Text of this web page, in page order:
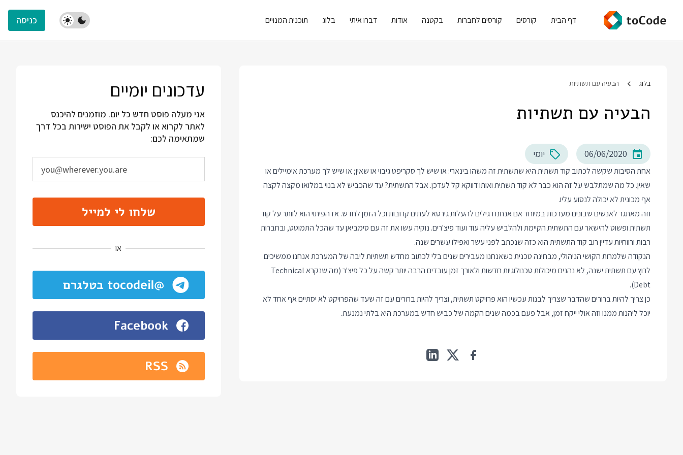
דף הבית קורסים קורסים לחברות בקטנה אודות דברו איתי בלוג תוכנית המנויים כניסה
בלוג הבעיה עם תשתיות
הבעיה עם תשתיות
06/06/2020 יומי
אחת הסיבות שקשה לכתוב קוד תשתית היא שתשתית זה משהו בינארי: או שיש לך סקריפט גיבוי או שאין; או שיש לך מערכת אימיילים או
שאין. כל מה שמתלבש על זה הוא כבר לא קוד תשתית ואותו דווקא קל לעדכן. אבל התשתית? עד שהכביש לא בנוי במלואו מקצה לקצה
אף מכונית לא יכולה לנסוע עליו.
וזה מאתגר לאנשים שבונים מערכות במיוחד אם אנחנו רגילים להעלות גירסא לעתים קרובות וכל הזמן לחדש. אז הפיתוי הוא לוותר על קוד
תשתית ופשוט להישאר עם התשתית הקיימת ולהלביש עליה עוד ועוד פיצ'רים. נוקיה עשו את זה עם סימביאן עד שהכל התמוטט, ובחברות
רבות ורווחיות עדיין רוב קוד התשתית הוא כזה שנכתב לפני עשר ואפילו עשרים שנה.
הנקודה שלמרות הקושי הניהולי, מבחינה טכנית כשאנחנו מעבירים שנים בלי לכתוב מחדש תשתיות ליבה של המערכת אנחנו ממשיכים
לרוץ עם תשתית ישנה, לא נהנים מיכולות טכנולוגיות חדשות ולאורך זמן עובדים הרבה יותר קשה על כל פיצ'ר (מה שנקרא Technical
Debt).
כן צריך להיות ברורים שהדבר שצריך לבנות עכשיו הוא פרויקט תשתית, וצריך להיות ברורים עם זה שעד שהפרויקט לא יסתיים אף אחד לא
יוכל ליהנות ממנו וזה אולי ייקח זמן, אבל פעם בכמה שנים הקמה של כביש חדש במערכת היא בלתי נמנעת.
עדכונים יומיים
אני מעלה פוסט חדש כל יום. מוזמנים להיכנס
לאתר לקרוא או לקבל את הפוסט ישירות בכל דרך
שמתאימה לכם:
שלחו לי למייל
או
@tocodeil בטלגרם
Facebook
RSS